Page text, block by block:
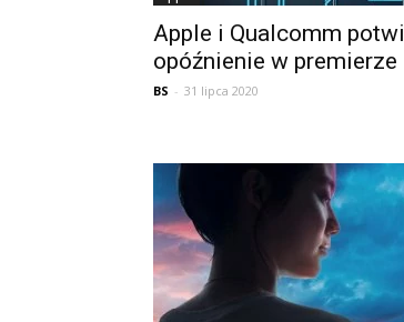
Apple i Qualcomm
opóźnienie w premierze
BS - 31 lipca 2020